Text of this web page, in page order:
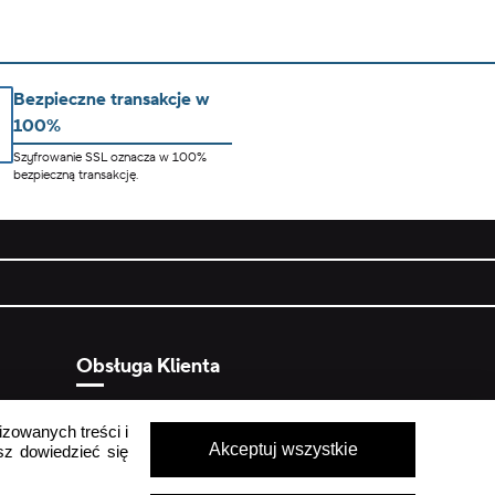
Bezpieczne transakcje w
100%
Szyfrowanie SSL oznacza w 100%
bezpieczną transakcję.
Obsługa Klienta
Sob - Ndz
Zamknięte
treści i
dowiedzieć się
Akceptuj wszystkie